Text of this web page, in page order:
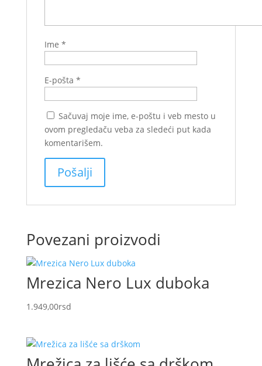
Ime *
E-pošta *
Sačuvaj moje ime, e-poštu i veb mesto u
ovom pregledaču veba za sledeći put kada
komentarišem.
Povezani proizvodi
Mrezica Nero Lux duboka
1.949,00rsd